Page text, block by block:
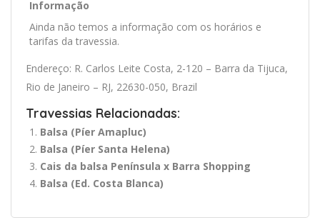
Informação
Ainda não temos a informação com os horários e
tarifas da travessia.
Endereço: R. Carlos Leite Costa, 2-120 – Barra da Tijuca,
Rio de Janeiro – RJ, 22630-050, Brazil
Travessias Relacionadas:
Balsa (Píer Amapluc)
Balsa (Píer Santa Helena)
Cais da balsa Península x Barra Shopping
Balsa (Ed. Costa Blanca)